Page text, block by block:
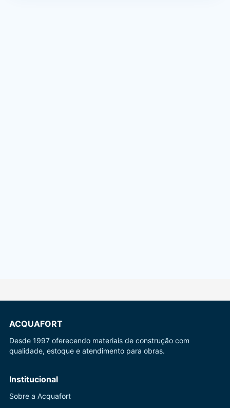
ACQUAFORT
Desde 1997 oferecendo materiais de construção com
qualidade, estoque e atendimento para obras.
Institucional
Sobre a Acquafort